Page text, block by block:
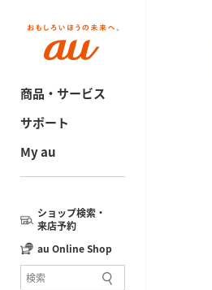
商品・サービス
サポート
My au
ショップ検索・
来店予約
au Online Shop